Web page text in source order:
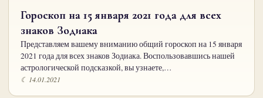
Гороскоп на 15 января 2021 года для всех
знаков Зодиака
Представляем вашему вниманию общий гороскоп на 15 января
2021 года для всех знаков Зодиака. Воспользовавшись нашей
астрологической подсказкой, вы узнаете,…
☾ 14.01.2021